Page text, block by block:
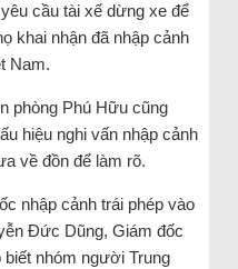
cầu tài xế dừng xe để
khai nhận đã nhập cảnh
Nam.
phòng Phú Hữu cũng
hiệu nghi vấn nhập cảnh
về đồn để làm rõ.
nhập cảnh trái phép vào
Đức Dũng, Giám đốc
nhóm người Trung